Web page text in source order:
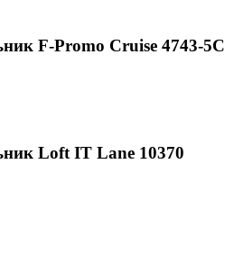
F-Promo Cruise 4743-5C
Loft IT Lane 10370